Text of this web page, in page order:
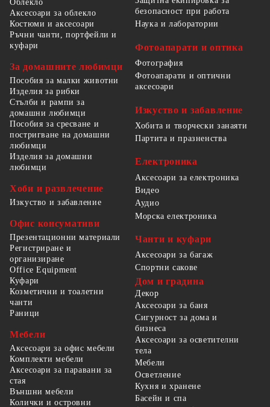
Облекло
Аксесоари за облекло
Костюми и аксесоари
Ръчни чанти, портфейли и
куфари
За домашните любимци
Пособия за малки животни
Изделия за рибки
Стълби и рампи за
домашни любимци
Пособия за сресване и
постригване на домашни
любимци
Изделия за домашни
любимци
Хоби и развлечение
Изкуство и забавление
Офис консумативи
Презентационни материали
Регистриране и
организиране
Office Equipment
безопасност при работа
Наука и лаборатории
Фотоапарати и оптика
Фотография
Фотоапарати и оптични
аксесоари
Изкуство и забавление
Хобита и творчески занаяти
Партита и празненства
Електроника
Аксесоари за електроника
Видео
Аудио
Морска електроника
Чанти и куфари
Аксесоари за багаж
Спортни сакове
Куфари
Козметични и тоалетни
чанти
Раници
Мебели
Аксесоари за офис мебели
Комплекти мебели
Аксесоари за паравани за
стая
Външни мебели
Колички и островни
Дом и градина
Декор
Аксесоари за баня
Сигурност за дома и
бизнеса
Аксесоари за осветителни
тела
Мебели
Осветление
Кухня и хранене
Басейн и спа